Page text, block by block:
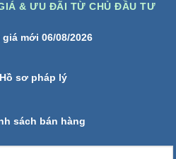
& ƯU ĐÃI TỪ CHỦ ĐẦU TƯ
giá mới 06/08/2026
Hồ sơ pháp lý
sách bán hàng